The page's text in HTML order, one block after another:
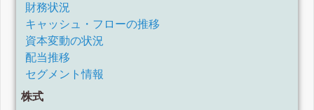
財務状況
キャッシュ・フローの推移
資本変動の状況
配当推移
セグメント情報
株式